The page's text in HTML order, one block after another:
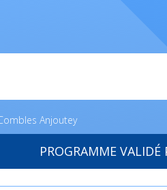
Anjoutey
PROGRAMME VALIDÉ